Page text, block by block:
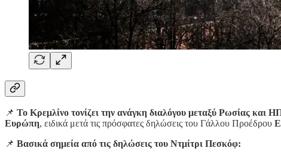
📌 Το Κρεμλίνο τονίζει την ανάγκη διαλόγου μεταξύ Ρωσίας και
Ευρώπη, ειδικά μετά τις πρόσφατες δηλώσεις του Γάλλου Προέδρου
📌 Βασικά σημεία από τις δηλώσεις του Ντμίτρι Πεσκόφ: